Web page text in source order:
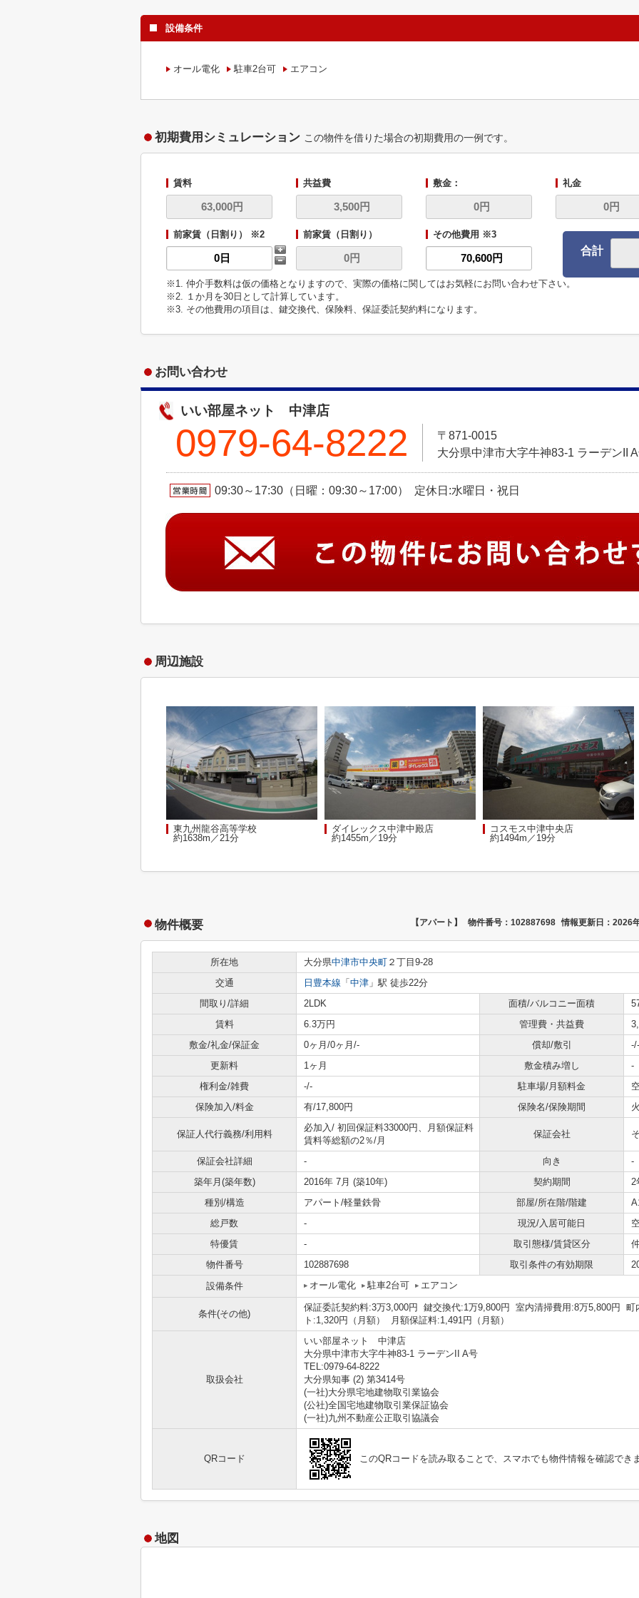
設備条件
オール電化 駐車2台可 エアコン
初期費用シミュレーション この物件を借りた場合の初期費用の一例です。
賃料 共益費 敷金： 礼金
前家賃（日割り） ※2 前家賃（日割り） その他費用 ※3
合計
※1. 仲介手数料は仮の価格となりますので、実際の価格に関してはお気軽にお問い合わせ下さい。
※2. １か月を30日として計算しています。
※3. その他費用の項目は、鍵交換代、保険料、保証委託契約料になります。
お問い合わせ
いい部屋ネット 中津店
0979-64-8222
〒871-0015
大分県中津市大字牛神83-1 ラーデンII
09:30～17:30（日曜：09:30～17:00） 定休日:水曜日・祝日
周辺施設
東九州龍谷高等学校
約1638m／21分
ダイレックス中津中殿店
約1455m／19分
コスモス中津中央店
約1494m／19分
物件概要 【アパート】 物件番号：102887698 情報更新日：2026
所在地 大分県中津市中央町 ２丁目9-28
交通
日豊本線 「 中津 」駅 徒歩22分
間取り/詳細
2LDK 面積/バルコニー面積
賃料
6.3万円 管理費・共益費
敷金/礼金/保証金
0ヶ月/0ヶ月/- 償却/敷引
-/-
更新料
1ヶ月 敷金積み増し
-
権利金/雑費
-/- 駐車場/月額料金
保険加入/料金
有/17,800円 保険名/保険期間
保証人代行義務/利用料
必加入/ 初回保証料33000円、月額保証料
賃料等総額の2％/月
保証会社
保証会社詳細 - 向き
-
築年月(築年数)
2016年 7月 (築10年) 契約期間
2
種別/構造
アパート/軽量鉄骨 部屋/所在階/階建
総戸数
- 現況/入居可能日
特優賃
- 取引態様/賃貸区分
物件番号
102887698 取引条件の有効期限
設備条件
オール電化 駐車2台可 エアコン
条件(その他)
保証委託契約料:3万3,000円 鍵交換代:1万9,800円 室内清掃費用:8万5,800円
ト:1,320円（月額） 月額保証料:1,491円（月額）
取扱会社
いい部屋ネット 中津店
大分県中津市大字牛神83-1 ラーデンII A号
TEL:0979-64-8222
大分県知事 (2) 第3414号
(一社)大分県宅地建物取引業協会
(公社)全国宅地建物取引業保証協会
(一社)九州不動産公正取引協議会
QRコード このQRコードを読み取ることで、スマホでも物件情報を確認でき
地図